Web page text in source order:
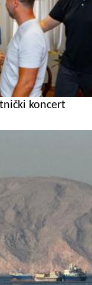
koncert